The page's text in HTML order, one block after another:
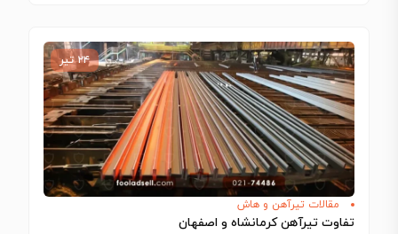
۲۴ تیر
مقالات تیرآهن و هاش
تفاوت تیرآهن کرمانشاه و اصفهان